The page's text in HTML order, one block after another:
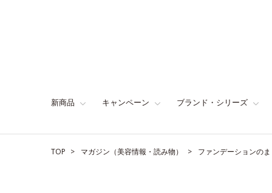
新商品 キャンペーン ブランド・シリーズ
TOP マガジン（美容情報・読み物） ファンデーションの